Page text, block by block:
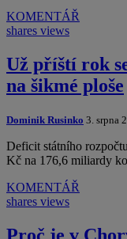
KOMENTÁŘ
shares views
Už příští rok
na šikmé ploše
Dominik Rusinko 3. srpna
Deficit státního
Kč na 176,6 miliardy
KOMENTÁŘ
shares views
Proč je v